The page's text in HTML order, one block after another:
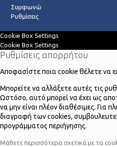
Συμφωνώ
Ρυθμίσεις
Cookie Box Settings
Cookie Box Settings
Ρυθμίσεις απορρήτου
Αποφασίστε ποια cookie θέλετε να
Μπορείτε να αλλάξετε αυτές τις
Ωστόσο, αυτό μπορεί να έχει ως
να μην είναι πλέον διαθέσιμες. Για
διαγραφή των cookies,
προγράμματος περιήγησης.
Μάθετε περισσότερα σχετικά με τα